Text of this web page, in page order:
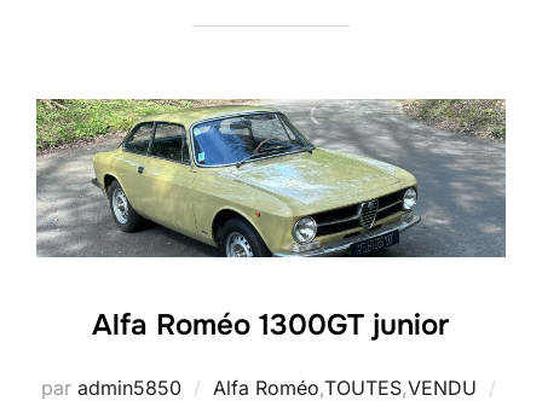
Alfa Roméo 1300GT junior
par admin5850 Alfa Roméo,TOUTES,VENDU